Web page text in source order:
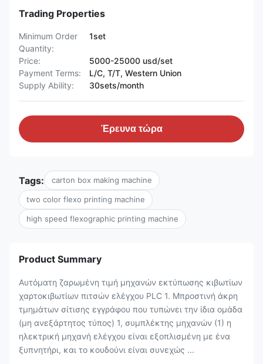
Trading Properties
Minimum Order
Quantity:
1set
Price:
5000-25000 usd/set
Payment Terms:
L/C, T/T, Western Union
Supply Ability:
30sets/month
Έρευνα τώρα
Tags: carton box making machine
two color flexo printing machine
high speed flexographic printing machine
Product Summary
Αυτόματη ζαρωμένη τιμή μηχανών εκτύπωσης κιβωτίων
χαρτοκιβωτίων πιτσών ελέγχου PLC 1. Μπροστινή άκρη
τμημάτων σίτισης εγγράφου που τυπώνει την ίδια ομάδα
(μη ανεξάρτητος τύπος) 1, συμπλέκτης μηχανών (1) η
ηλεκτρική μηχανή ελέγχου είναι εξοπλισμένη με ένα
ξυπνητήρι, και το κουδούνι είναι συνεχώς ...